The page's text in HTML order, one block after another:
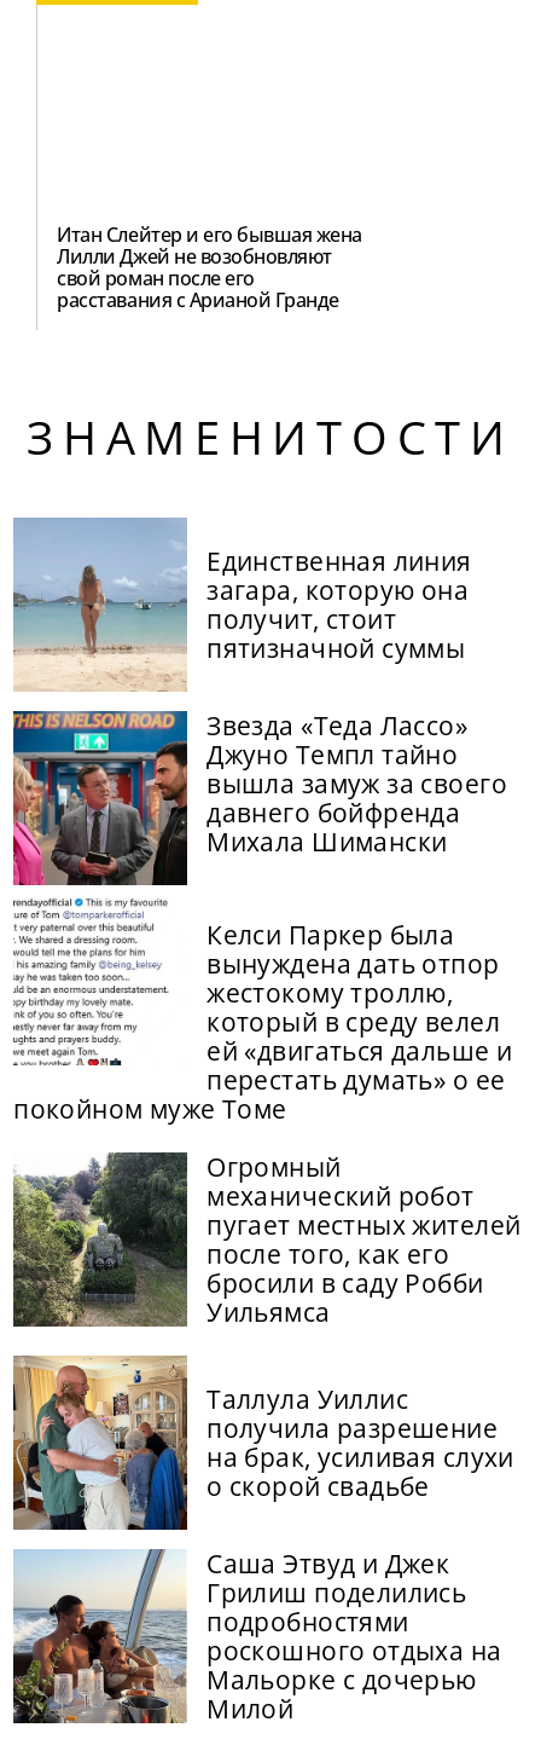
Итан Слейтер и его бывшая жена
Лилли Джей не возобновляют
свой роман после его
расставания с Арианой Гранде
ЗНАМЕНИТОСТИ
Единственная линия
загара, которую она
получит, стоит
пятизначной суммы
Звезда «Теда Лассо»
Джуно Темпл тайно
вышла замуж за своего
давнего бойфренда
Михала Шимански
Келси Паркер была
вынуждена дать отпор
жестокому троллю,
который в среду велел
ей «двигаться дальше и
перестать думать» о ее
покойном муже Томе
Огромный
механический робот
пугает местных жителей
после того, как его
бросили в саду Робби
Уильямса
Таллула Уиллис
получила разрешение
на брак, усиливая слухи
о скорой свадьбе
Саша Этвуд и Джек
Грилиш поделились
подробностями
роскошного отдыха на
Мальорке с дочерью
Милой